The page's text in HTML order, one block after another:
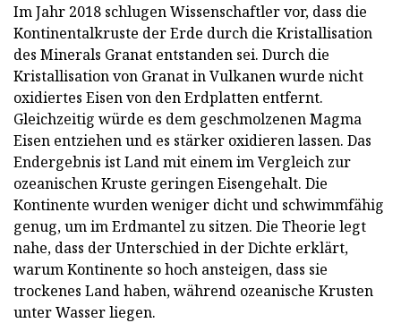
Im Jahr 2018 schlugen Wissenschaftler vor, dass die
Kontinentalkruste der Erde durch die Kristallisation
des Minerals Granat entstanden sei. Durch die
Kristallisation von Granat in Vulkanen wurde nicht
oxidiertes Eisen von den Erdplatten entfernt.
Gleichzeitig würde es dem geschmolzenen Magma
Eisen entziehen und es stärker oxidieren lassen. Das
Endergebnis ist Land mit einem im Vergleich zur
ozeanischen Kruste geringen Eisengehalt. Die
Kontinente wurden weniger dicht und schwimmfähig
genug, um im Erdmantel zu sitzen. Die Theorie legt
nahe, dass der Unterschied in der Dichte erklärt,
warum Kontinente so hoch ansteigen, dass sie
trockenes Land haben, während ozeanische Krusten
unter Wasser liegen.